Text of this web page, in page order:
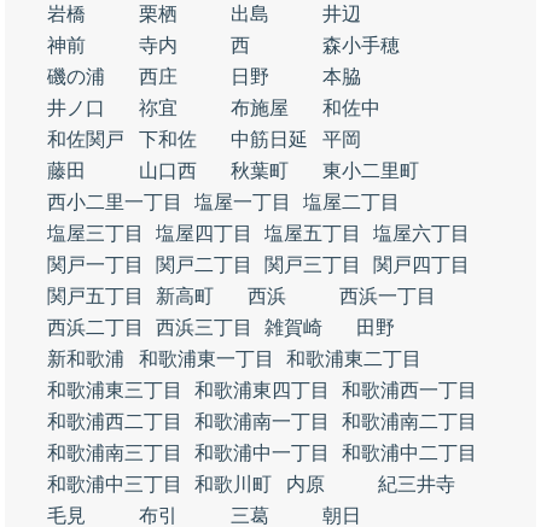
岩橋
栗栖 出島
井辺
神前
寺内 西
森小手穂
磯の浦
西庄 日野
本脇
井ノ口
祢宜 布施屋
和佐中
和佐関戸
下和佐 中筋日延
平岡
藤田
山口西 秋葉町
東小二里町
西小二里一丁目
塩屋一丁目
塩屋二丁目
塩屋三丁目
塩屋四丁目 塩屋五丁目
塩屋六丁目
関戸一丁目
関戸二丁目 関戸三丁目
関戸四丁目
関戸五丁目
新高町 西浜
西浜一丁目
西浜二丁目
西浜三丁目 雑賀崎
田野
新和歌浦
和歌浦東一丁目
和歌浦東二丁目
和歌浦東三丁目
和歌浦東四丁目
和歌浦西一丁目
和歌浦西二丁目
和歌浦南一丁目
和歌浦南二丁目
和歌浦南三丁目
和歌浦中一丁目
和歌浦中二丁目
和歌浦中三丁目
和歌川町 内原
紀三井寺
毛見
布引 三葛
朝日